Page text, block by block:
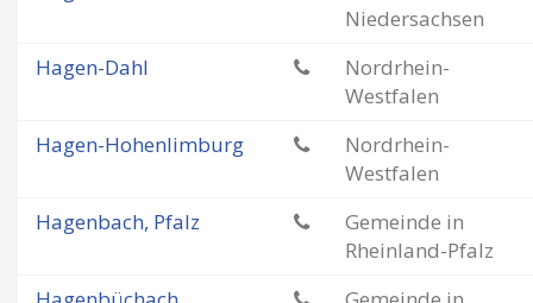
Niedersachsen
Hagen-Dahl
Nordrhein-
Westfalen
Hagen-Hohenlimburg
Nordrhein-
Westfalen
Hagenbach, Pfalz
Gemeinde in
Rheinland-Pfalz